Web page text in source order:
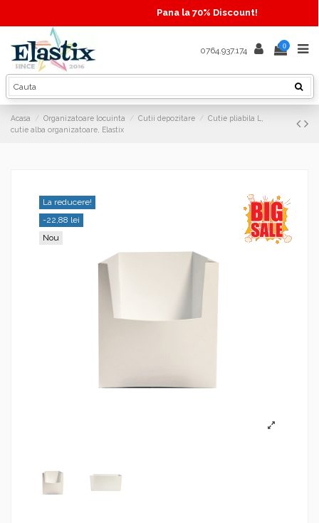
Pana la 70% Discount!
0764.937.174 0
Acasa Organizatoare locuinta Cutii depozitare
Cutie pliabila L,
cutie alba organizatoare, Elastix
La reducere!
-22,88 lei
Nou